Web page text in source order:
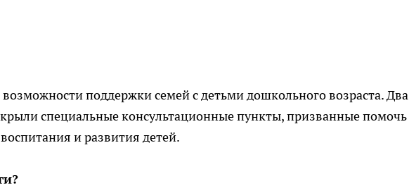
поддержки семей с детьми дошкольного возраста. Два
специальные консультационные пункты, призванные помочь
и развития детей.